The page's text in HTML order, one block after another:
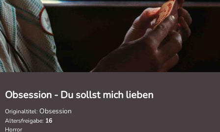
Obsession - Du sollst mich lieben
Originaltitel: Obsession
Altersfreigabe: 16
Horror